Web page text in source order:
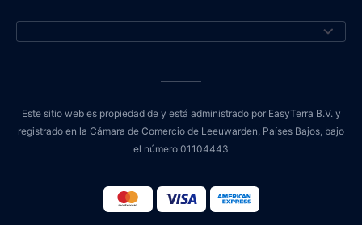
Este sitio web es propiedad de y está administrado por EasyTerra B.V. y
registrado en la Cámara de Comercio de Leeuwarden, Países Bajos, bajo
el número 01104443